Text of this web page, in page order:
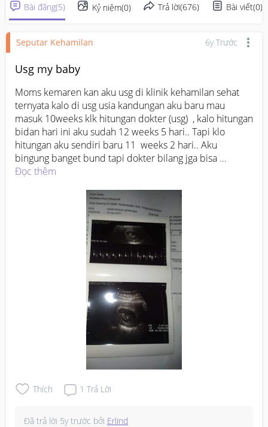
Bài đăng(5) Kỷ niệm(0) Trả lời(676) Bài viết(0)
Seputar Kehamilan 6y Trước
Usg my baby
Moms kemaren kan aku usg di klinik kehamilan sehat
ternyata kalo di usg usia kandungan aku baru mau
masuk 10weeks klk hitungan dokter (usg)  , kalo hitungan
bidan hari ini aku sudah 12 weeks 5 hari.. Tapi klo
hitungan aku sendiri baru 11  weeks 2 hari.. Aku
bingung banget bund tapi dokter bilang jga bisa
berubah lagi klo udh memasuki 11 weeks. Suruh kontrol
Pdhl tadinya akhir bulan udh mau persiapan ngupatin ,
tapi ternyata masih 2 bulan😢.. Seneng udh bisa denger
ddj baby ku jga💜 tapi masih kaget aja setelah sekian
hari yg kupikir udh mau masuk tm2 , ternyata masih jauh
Đọc thêm
Thích 1 Trả Lời
Đã trả lời 5y trước bởi Erlind